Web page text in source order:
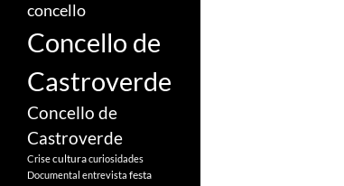
concello
Concello de
Castroverde
Concello de
Castroverde
Criseculturacuriosidades
Documental entrevista festa